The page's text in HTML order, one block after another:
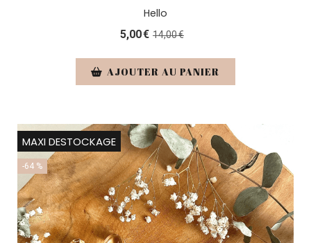
Hello
5,00€ 14,00€
AJOUTER AU PANIER
MAXI DESTOCKAGE
-64 %